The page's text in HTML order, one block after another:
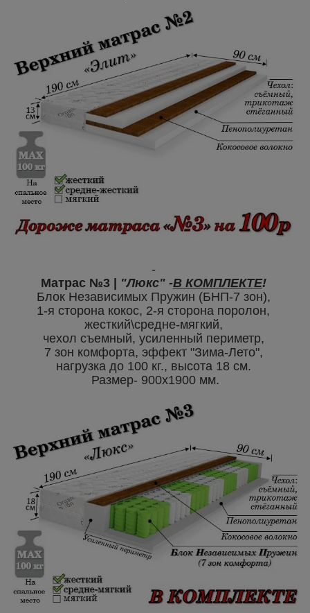
-
Матрас №3 | "Люкс" -В КОМПЛЕКТЕ!
Блок Независимых Пружин (БНП-7 зон),
1-я сторона кокос, 2-я сторона поролон,
жесткий\средне-мягкий,
чехол съемный, усиленный периметр,
7 зон комфорта, эффект "Зима-Лето",
нагрузка до 100 кг., высота 18 см.
Размер- 900х1900 мм.